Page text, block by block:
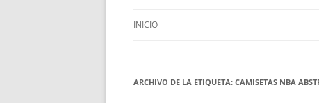
INICIO
ARCHIVO DE LA ETIQUETA: CAMISETAS NBA